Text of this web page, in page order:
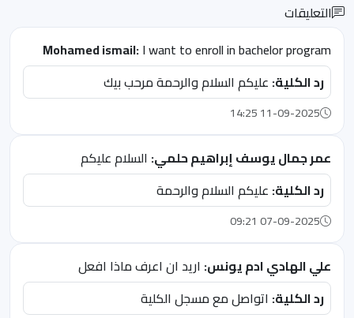
التعليقات
Mohamed ismail:I want to enroll in bachelor program
رد الكلية: عليكم السلام والرحمة مرحب بيك
11-09-2025 14:25
عمر جمال يوسف إبراهيم حلمي: السلام عليكم
رد الكلية: عليكم السلام والرحمة
07-09-2025 09:21
علي الهادي ادم يونس: اريد ان اعرف ماذا افعل
رد الكلية: اتواصل مع مسجل الكلية